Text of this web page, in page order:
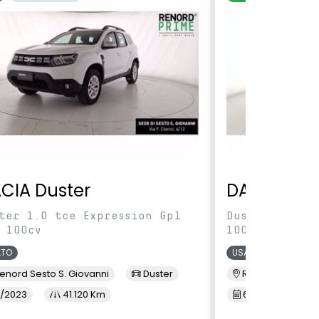
Duster
1.0 tce Expression Gpl
100cv
Sesto S. Giovanni
Duster
2023
41.120 Km
DACIA
Duster 1.0
100cv
USATO
Renord Monza
6/2023